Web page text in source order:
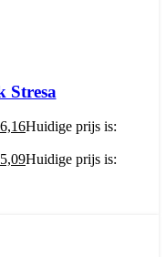
Stresa
6,16Huidige prijs is:
5,09Huidige prijs is: